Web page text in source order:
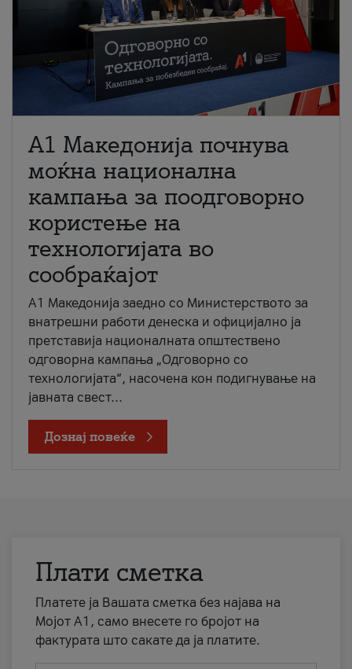
A1 Македонија почнува
моќна национална
кампања за поодговорно
користење на
технологијата во
сообраќајот
A1 Македонија заедно со Министерството за
внатрешни работи денеска и официјално ја
претставија националната општествено
одговорна кампања „Одговорно со
технологијата“, насочена кон подигнување на
јавната свест...
Дознај повеќе
Плати сметка
Платете ја Вашата сметка без најава на
Мојот А1, само внесете го бројот на
фактурата што сакате да ја платите.